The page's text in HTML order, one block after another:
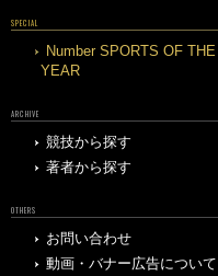
SPECIAL
Number SPORTS OF THE
YEAR
ARCHIVE
競技から探す
著者から探す
OTHERS
お問い合わせ
動画・バナー広告について